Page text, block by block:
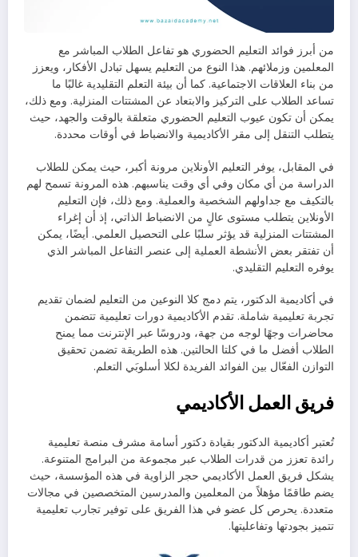
من أبرز فوائد التعليم الحضوري هو تفاعل الطلاب المباشر مع
المعلمين وزملائهم. هذا النوع من التعليم يسهل تبادل الأفكار، ويعزز
من بناء العلاقات الاجتماعية. كما أن بيئة التعلم التقليدية غالبًا ما
تساعد الطلاب على التركيز والابتعاد عن المشتتات المنزلية. ومع ذلك،
يمكن أن تكون عيوب التعليم الحضوري متعلقة بالوقت والجهد، حيث
يتطلب التنقل إلى مقر الأكاديمية والانضباط في أوقات محددة.
في المقابل، يوفر التعليم الأونلاين مرونة أكبر، حيث يمكن للطلاب
الدراسة من أي مكان وفي أي وقت يناسبهم. هذه المرونة تسمح لهم
بالتكيف مع جداولهم الشخصية والعملية. ومع ذلك، فإن التعليم
الأونلاين يتطلب مستوى عالٍ من الانضباط الذاتي، إذ أن إغراء
المشتتات المنزلية قد يؤثر سلبًا على التحصيل العلمي. أيضًا، يمكن
أن تفتقر بعض الأنشطة العملية إلى عنصر التفاعل المباشر الذي
يوفره التعليم التقليدي.
في أكاديمية الدكتور، يتم دمج كلا النوعين من التعليم لضمان تقديم
تجربة تعليمية شاملة. تقدم الأكاديمية دورات تعليمية تتضمن
محاضرات وجهًا لوجه من جهة، ودروسًا عبر الإنترنت مما يمنح
الطلاب أفضل ما في كلتا الحالتين. هذه الطريقة تضمن تحقيق
التوازن الفعّال بين الفوائد الفريدة لكلا أسلوبَي التعلم.
فريق العمل الأكاديمي
تُعتبر أكاديمية الدكتور بقيادة دكتور أسامة مشرف منصة تعليمية
رائدة تعزز من قدرات الطلاب عبر مجموعة من البرامج المتنوعة.
يشكل فريق العمل الأكاديمي حجر الزاوية في هذه المؤسسة، حيث
يضم طاقمًا مؤهلاً من المعلمين والمدرسين المتخصصين في مجالات
متعددة. يحرص كل عضو في هذا الفريق على توفير تجارب تعليمية
تتميز بجودتها وتفاعليتها.